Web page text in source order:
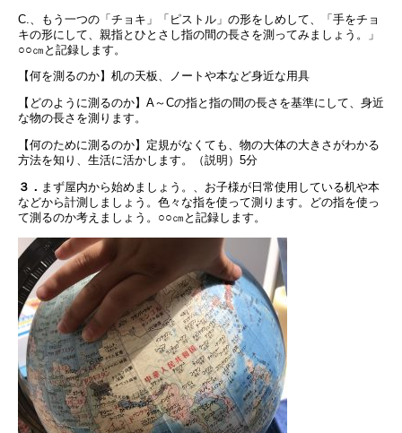
C.、もう一つの「チョキ」「ピストル」の形をしめして、「手をチョ
キの形にして、親指とひとさし指の間の長さを測ってみましょう。」
○○㎝と記録します。
【何を測るのか】机の天板、ノートや本など身近な用具
【どのように測るのか】A～Cの指と指の間の長さを基準にして、身近
な物の長さを測ります。
【何のために測るのか】定規がなくても、物の大体の大きさがわかる
方法を知り、生活に活かします。（説明）5分
３． まず屋内から始めましょう。、お子様が日常使用している机や本
などから計測しましょう。色々な指を使って測ります。どの指を使っ
て測るのか考えましょう。○○㎝と記録します。